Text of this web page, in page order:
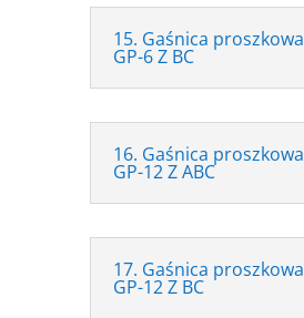
15. Gaśnica proszkowa
GP-6 Z BC
16. Gaśnica proszkowa
GP-12 Z ABC
17. Gaśnica proszkowa
GP-12 Z BC